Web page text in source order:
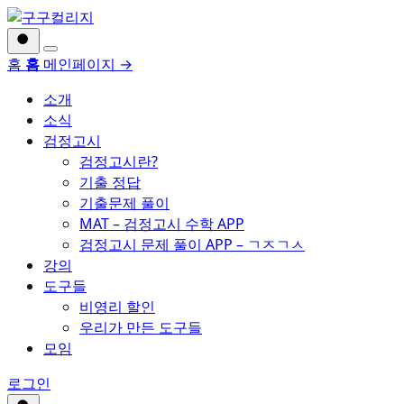
Skip
to
content
메
뉴
기
홈 홈 메인페이지 →
소개
소식
검정고시
검정고시란?
기출 정답
기출문제 풀이
MAT – 검정고시 수학 APP
검정고시 문제 풀이 APP – ㄱㅈㄱㅅ
강의
도구들
비영리 할인
우리가 만든 도구들
모임
로그인